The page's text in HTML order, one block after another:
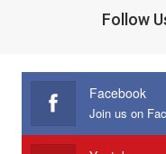
Follow
Facebook